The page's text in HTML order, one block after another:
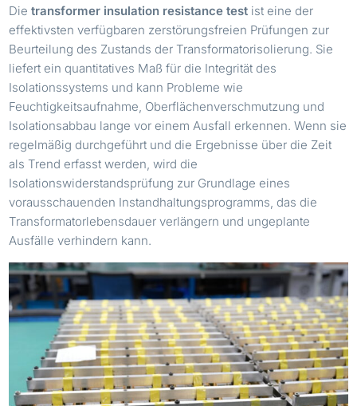
Dietransformer insulation resistance test ist eine der
effektivsten verfügbaren zerstörungsfreien Prüfungen zur
Beurteilung des Zustands der Transformatorisolierung. Sie
liefert ein quantitatives Maß für die Integrität des
Isolationssystems und kann Probleme wie
Feuchtigkeitsaufnahme, Oberflächenverschmutzung und
Isolationsabbau lange vor einem Ausfall erkennen. Wenn sie
regelmäßig durchgeführt und die Ergebnisse über die Zeit
als Trend erfasst werden, wird die
Isolationswiderstandsprüfung zur Grundlage eines
vorausschauenden Instandhaltungsprogramms, das die
Transformatorlebensdauer verlängern und ungeplante
Ausfälle verhindern kann.